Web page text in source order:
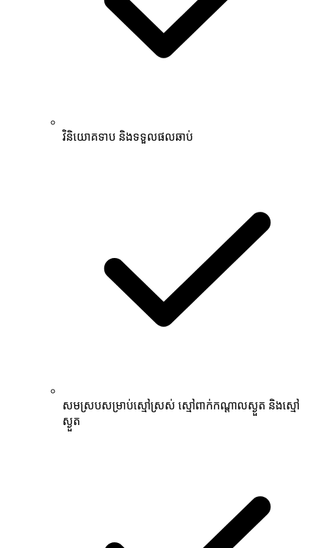
វិនិយោគទាប និងទទួលផលឆាប់
សមស្របសម្រាប់ស្មៅស្រស់ ស្មៅពាក់កណ្ដាលស្ងួត និងស្មៅ
ស្ងួត